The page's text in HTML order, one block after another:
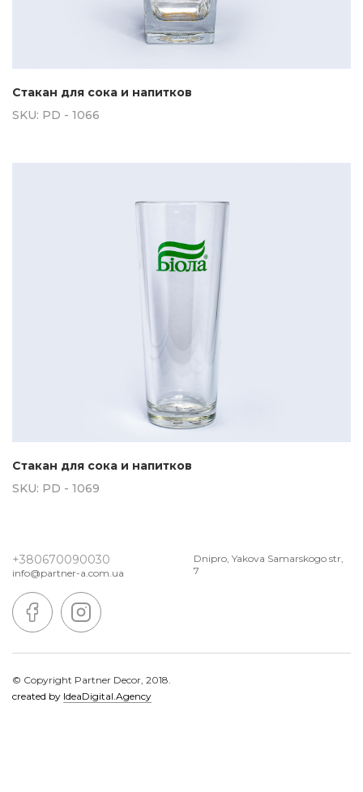
Стакан для сока и напитков
SKU: PD - 1066
Стакан для сока и напитков
SKU: PD - 1069
+380670090030
info@partner-a.com.ua
Dnipro, Yakova Samarskogo str,
7
© Copyright Partner Decor, 2018.
created by IdeaDigital.Agency